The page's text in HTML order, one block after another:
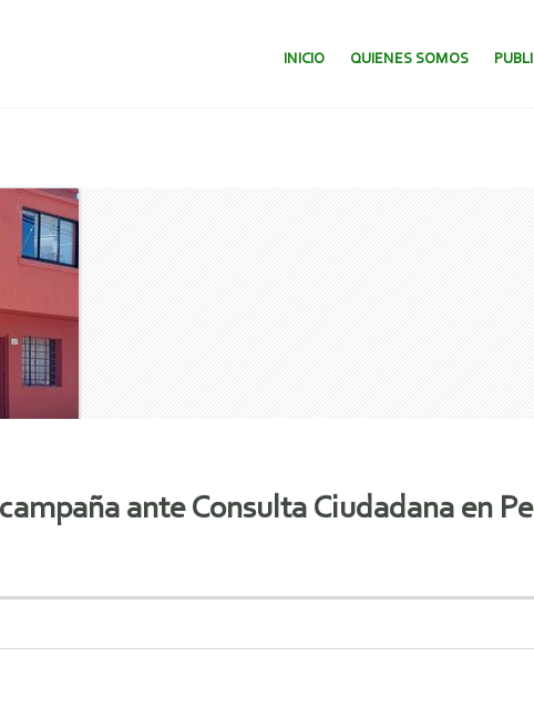
SALTAR AL CONTENIDO.
INICIO QUIENES SOMOS
ante Consulta Ciudadana en